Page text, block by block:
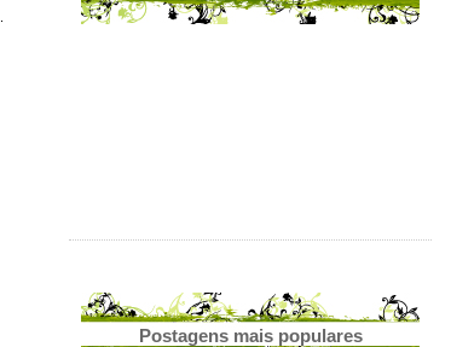
Postagens mais populares